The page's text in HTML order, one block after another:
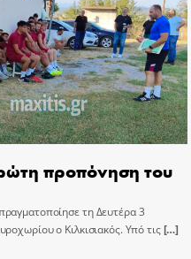
προπόνηση του
τη Δευτέρα 3
ο Κιλκισιακός. Υπό τις[…]